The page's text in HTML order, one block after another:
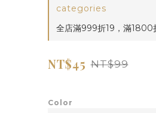
categories
全店滿999折19，滿
NT$45 NT$99
Color